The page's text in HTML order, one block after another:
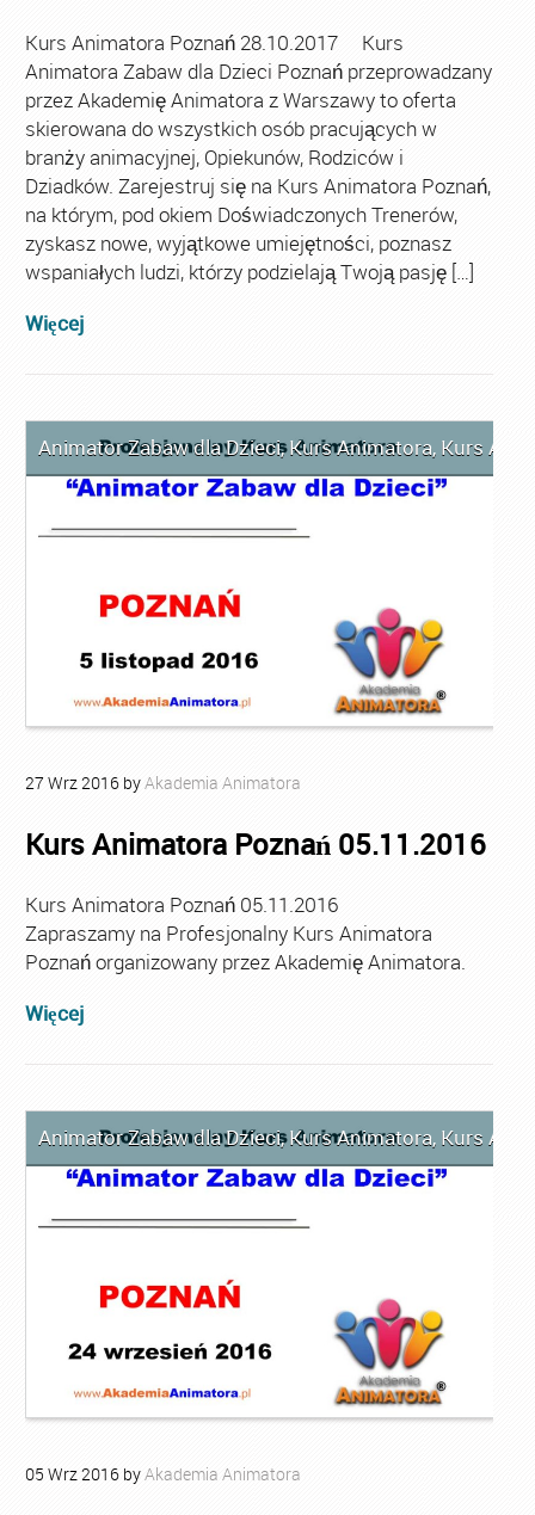
Kurs Animatora Poznań 28.10.2017 Kurs
Animatora Zabaw dla Dzieci Poznań przeprowadzany
przez Akademię Animatora z Warszawy to oferta
skierowana do wszystkich osób pracujących w
branży animacyjnej, Opiekunów, Rodziców i
Dziadków. Zarejestruj się na Kurs Animatora Poznań,
na którym, pod okiem Doświadczonych Trenerów,
zyskasz nowe, wyjątkowe umiejętności, poznasz
wspaniałych ludzi, którzy podzielają Twoją pasję […]
Więcej
Animator Zabaw dla Dzieci,Kurs Animatora, Kurs
27Wrz2016 byAkademia Animatora
Kurs Animatora Poznań 05.11.2016
Kurs Animatora Poznań 05.11.2016
Zapraszamy na Profesjonalny Kurs Animatora
Poznań organizowany przez Akademię Animatora.
Więcej
Animator Zabaw dla Dzieci,Kurs Animatora, Kurs
05 Wrz2016 byAkademia Animatora